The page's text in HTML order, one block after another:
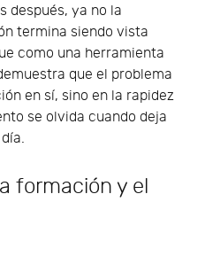
después, ya no la
termina siendo vista
como una herramienta
que el problema
en sí, sino en la rapidez
se olvida cuando deja
formación y el